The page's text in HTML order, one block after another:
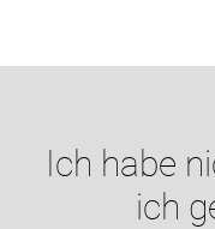
Ich habe
ich